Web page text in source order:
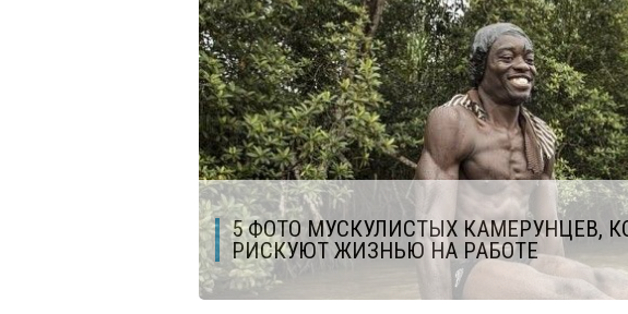
5 ФОТО МУСКУЛИСТЫХ КАМЕРУНЦЕВ,
РИСКУЮТ ЖИЗНЬЮ НА РАБОТЕ